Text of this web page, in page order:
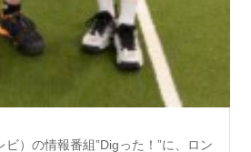
ビ）の情報番組”Digった！”に、ロン